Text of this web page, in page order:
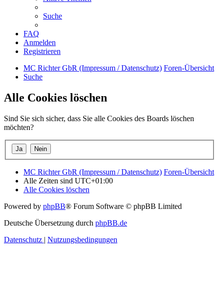
Suche
FAQ
Anmelden
Registrieren
MC Richter GbR (Impressum / Datenschutz) Foren-Übersicht
Suche
Alle Cookies löschen
Sind Sie sich sicher, dass Sie alle Cookies des Boards löschen
möchten?
MC Richter GbR (Impressum / Datenschutz) Foren-Übersicht
Alle Zeiten sind UTC+01:00
Alle Cookies löschen
Powered by phpBB® Forum Software © phpBB Limited
Deutsche Übersetzung durch phpBB.de
Datenschutz | Nutzungsbedingungen